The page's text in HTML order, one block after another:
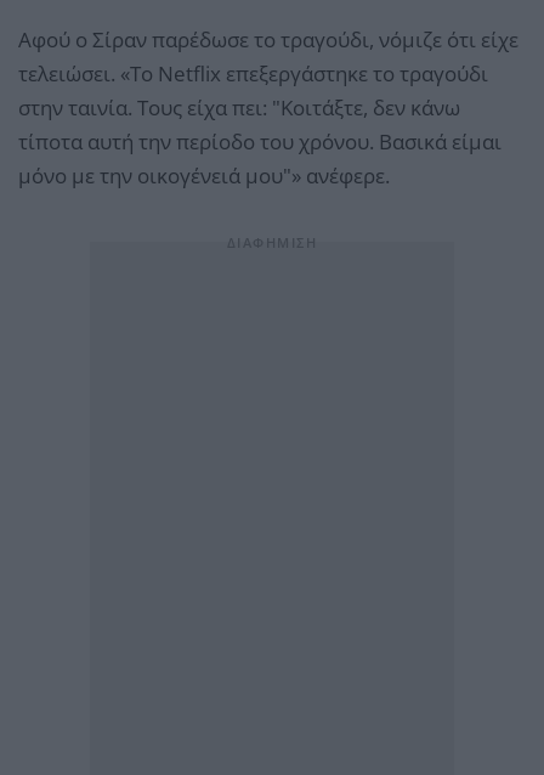
Αφού ο Σίραν παρέδωσε το τραγούδι, νόμιζε ότι είχε
τελειώσει. «Το Netflix επεξεργάστηκε το τραγούδι
στην ταινία. Τους είχα πει: "Κοιτάξτε, δεν κάνω
τίποτα αυτή την περίοδο του χρόνου. Βασικά είμαι
μόνο με την οικογένειά μου"» ανέφερε.